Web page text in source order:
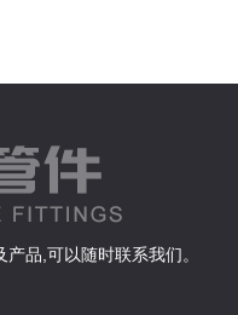
品,可以随时联系我们。